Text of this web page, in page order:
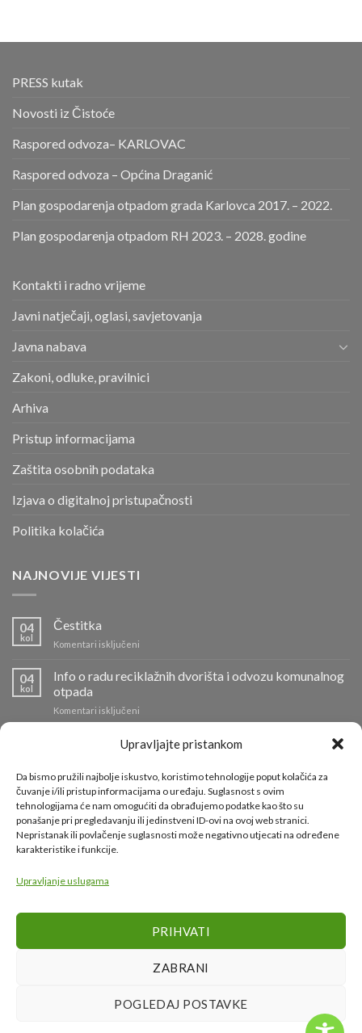
Upravljajte pristankom
Da bismo pružili najbolje iskustvo, koristimo tehnologije poput kolačića za
čuvanje i/ili pristup informacijama o uređaju. Suglasnost s ovim
tehnologijama će nam omogućiti da obrađujemo podatke kao što su
ponašanje pri pregledavanju ili jedinstveni ID-ovi na ovoj web stranici.
Nepristanak ili povlačenje suglasnosti može negativno utjecati na određene
karakteristike i funkcije.
Upravljanje uslugama
PRIHVATI
ZABRANI
POGLEDAJ POSTAVKE
PRESS kutak
Novosti iz Čistoće
Raspored odvoza– KARLOVAC
Raspored odvoza – Općina Draganić
Plan gospodarenja otpadom grada Karlovca 2017. – 2022.
Plan gospodarenja otpadom RH 2023. – 2028. godine
Kontakti i radno vrijeme
Javni natječaji, oglasi, savjetovanja
Javna nabava
Zakoni, odluke, pravilnici
Arhiva
Pristup informacijama
Zaštita osobnih podataka
Izjava o digitalnoj pristupačnosti
Politika kolačića
NAJNOVIJE VIJESTI
04
kol
Čestitka
Komentari isključeni
04
kol
Info o radu reciklažnih dvorišta i odvozu komunalnog
otpada
Komentari isključeni
Info
radu
dvorišta
i
odvozu
komunalnog
otpada
Požar na Odlagalištu Ilovac lokaliziran
Požar
na
Odlagalištu
Ilovac
lokaliziran
17
srp
Tradicionalni Sajam petkom
Komentari isključeniza
Tradicionalni
Sajam
KORISNI LINKOVI
Ministarstvo gospodarstva i održivog razvoja
Fond za zaštitu okoliša i energetsku učinkovitost